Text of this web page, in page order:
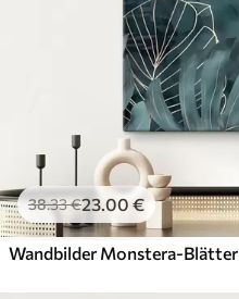
38.33€23.00 €
Wandbilder Monstera-Blätter